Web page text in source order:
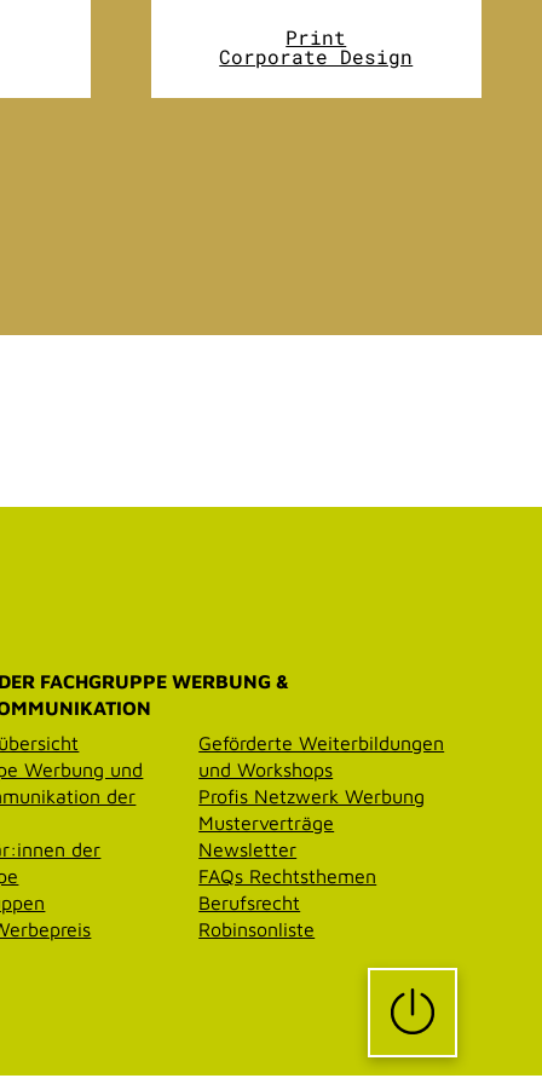
Print
Corporate Design
FACHGRUPPE WERBUNG &
Werbung und
der
der
Geförderte Weiterbildungen
und Workshops
Profis Netzwerk Werbung
Musterverträge
Newsletter
FAQs Rechtsthemen
Berufsrecht
Robinsonliste